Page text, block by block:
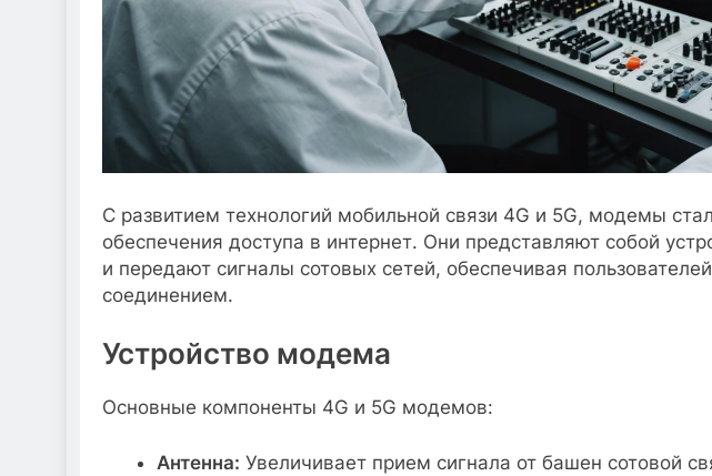
С развитием технологий мобильной связи 4G и 5G, модемы
обеспечения доступа в интернет. Они представляют собой
и передают сигналы сотовых сетей, обеспечивая
соединением.
Устройство модема
Основные компоненты 4G и 5G модемов:
Антенна: Увеличивает прием сигнала от башен сотовой